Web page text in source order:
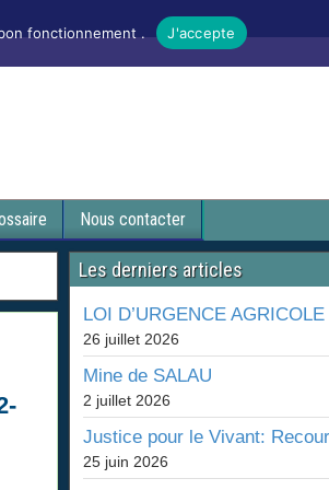
Nous contacter
Les derniers articles
LOI D’URGENCE AGRICOLE
26 juillet 2026
Mine de SALAU
2 juillet 2026
Justice pour le Vivant:
25 juin 2026
fonctionnement . J'accepte